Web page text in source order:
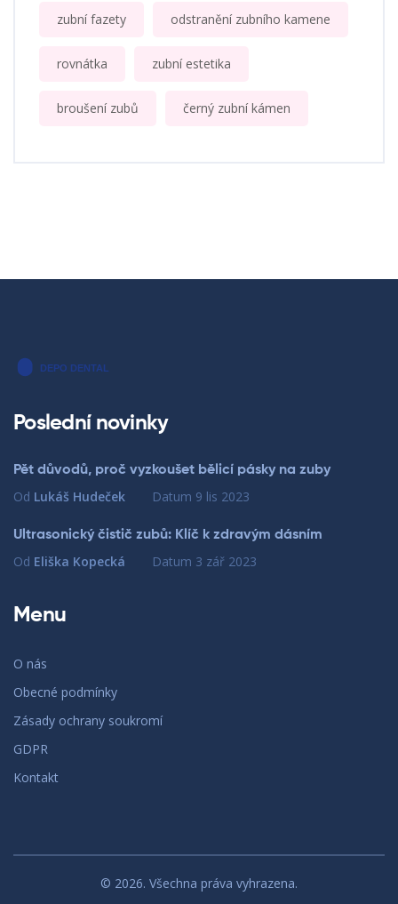
zubní fazety odstranění zubního kamene
rovnátka zubní estetika
broušení zubů černý zubní kámen
Poslední novinky
Pět důvodů, proč vyzkoušet bělicí pásky na zuby
Od Lukáš Hudeček Datum 9 lis 2023
Ultrasonický čistič zubů: Klíč k zdravým dásním
Od Eliška Kopecká Datum 3 zář 2023
Menu
O nás
Obecné podmínky
Zásady ochrany soukromí
GDPR
Kontakt
© 2026. Všechna práva vyhrazena.